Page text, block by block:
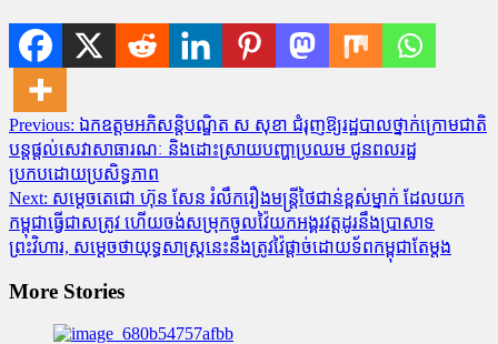
Post
navigation
Previous: ឯកឧត្តមអភិសន្តិបណ្ឌិត ស សុខា ជំរុញឱ្យរដ្ឋបាលថ្នាក់ក្រោមជាតិ
បន្តផ្តល់សេវាសាធារណៈ និងដោះស្រាយបញ្ហាប្រឈម ជូនពលរដ្ឋ
ប្រកបដោយប្រសិទ្ធភាព
Next: សម្តេចតេជោ ហ៊ុន សែន រំលឹករឿងមន្ត្រីថៃជាន់ខ្ពស់ម្នាក់ ដែលយក
កម្ពុជាធ្វើជាសត្រូវ ហើយចង់សម្រុកចូលវ៉ៃយកអង្គរវត្តដូរនឹងប្រាសាទ
ព្រះវិហារ, សម្តេចថាយុទ្ធសាស្ត្រនេះនឹងត្រូវវ៉ៃផ្តាច់ដោយទ័ពកម្ពុជាតែម្តង
More Stories